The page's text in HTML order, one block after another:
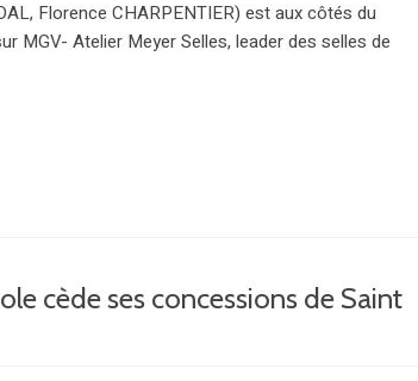
Florence CHARPENTIER) est aux côtés du
MGV- Atelier Meyer Selles, leader des selles de
cède ses concessions de Saint